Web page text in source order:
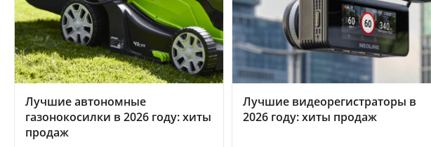
Лучшие автономные
газонокосилки в 2026 году: хиты
продаж
Лучшие видеорегистраторы в
2026 году: хиты продаж